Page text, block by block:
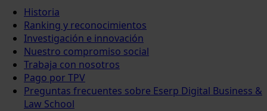
Historia
Ranking y reconocimientos
Investigación e innovación
Nuestro compromiso social
Trabaja con nosotros
Pago por TPV
Preguntas frecuentes sobre Eserp Digital Business &
Law School